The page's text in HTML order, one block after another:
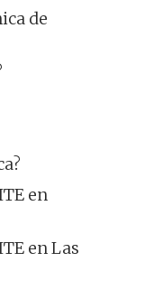
de
en
en Las